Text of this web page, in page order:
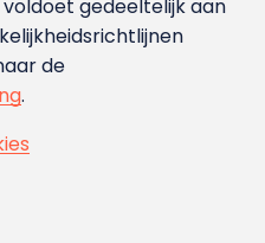
gedeeltelijk aan
de
.